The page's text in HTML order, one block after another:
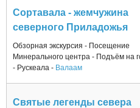
Сортавала - жемчужина
северного Приладожья
Обзорная экскурсия - Посещение
Минерального центра - Подъём на
- Рускеала - Валаам
Святые легенды севера